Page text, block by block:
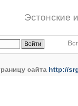
Эстонские
сайта http://